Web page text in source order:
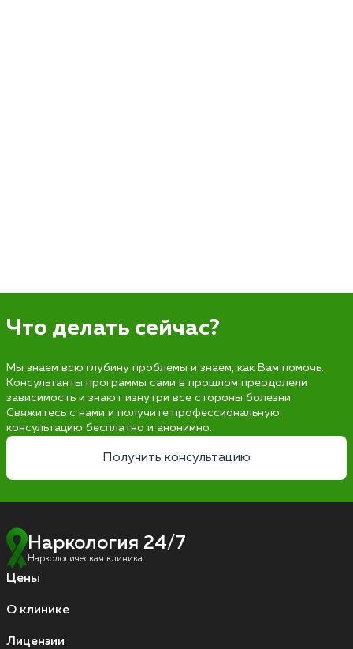
Что делать сейчас?
Мы знаем всю глубину проблемы и знаем, как Вам помочь.
Консультанты программы сами в прошлом преодолели
зависимость и знают изнутри все стороны болезни.
Свяжитесь с нами и получите профессиональную
консультацию бесплатно и анонимно.
Получить консультацию
Наркология 24/7
Наркологическая клиника
Цены
О клинике
Лицензии